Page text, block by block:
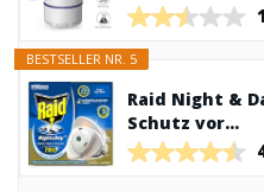
BESTSELLER NR. 5
Raid Night &
Schutz vor...